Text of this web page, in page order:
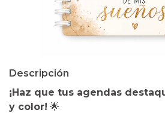
Descripción
¡Haz que tus agendas
y color! 🌟